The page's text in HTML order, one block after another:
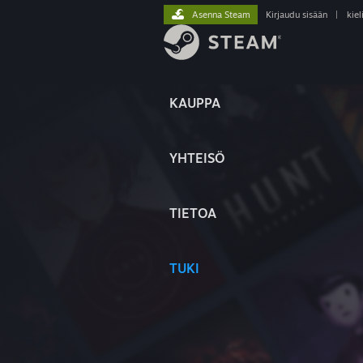
KAUPPA
YHTEISÖ
TIETOA
TUKI
Asenna Steam Kirjaudu sisään kieli